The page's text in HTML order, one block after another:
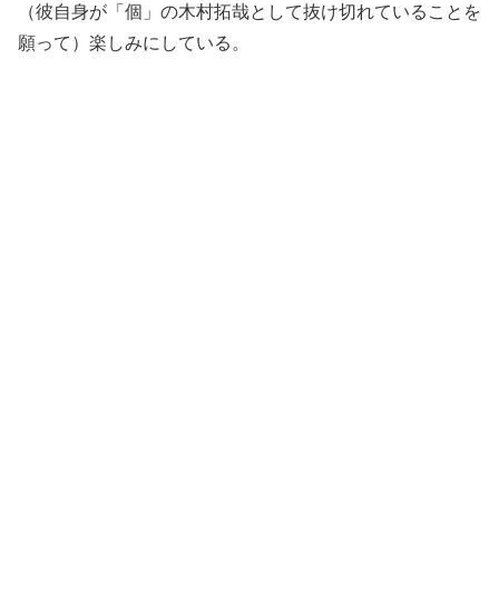
（彼自身が「個」の木村拓哉として抜け切れていることを
願って）楽しみにしている。